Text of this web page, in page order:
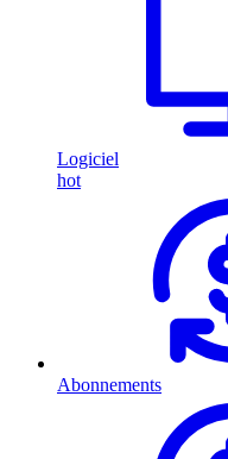
Logiciel
hot
Abonnements